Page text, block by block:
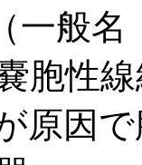
一般
胞性
原因